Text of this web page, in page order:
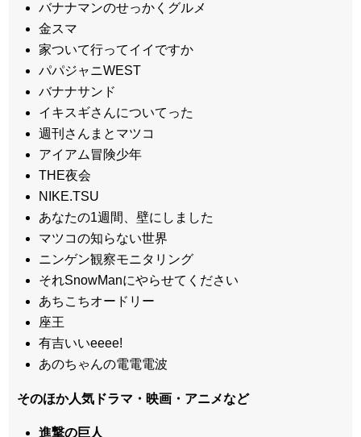
バナナマンのせっかくグルメ
金スマ
家ついて行ってイイですか
パパジャニWEST
バナナサンド
イキスギさんについてった
週刊さんまとマツコ
アイアム冒険少年
THE夜会
NIKE.TSU
あなたの1週間、壁にしました
マツコの知らない世界
ニンゲン観察モニタリング
それSnowManにやらせてください
あちこちオードリー
座王
有吉いいeeee!
あのちゃんの電電電波
そのほか人気ドラマ・映画・アニメなど
進撃の巨人